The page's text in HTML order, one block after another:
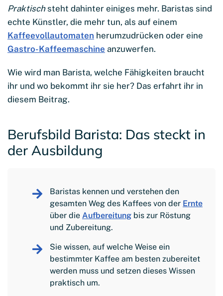
Praktisch steht dahinter einiges mehr. Baristas sind
echte Künstler, die mehr tun, als auf einem
Kaffeevollautomaten herumzudrücken oder eine
Gastro-Kaffeemaschine anzuwerfen.
Wie wird man Barista, welche Fähigkeiten braucht
ihr und wo bekommt ihr sie her? Das erfahrt ihr in
diesem Beitrag.
Berufsbild Barista: Das steckt in
der Ausbildung
Baristas kennen und verstehen den
gesamten Weg des Kaffees von der Ernte
über die Aufbereitung bis zur Röstung
und Zubereitung.
Sie wissen, auf welche Weise ein
bestimmter Kaffee am besten zubereitet
werden muss und setzen dieses Wissen
praktisch um.